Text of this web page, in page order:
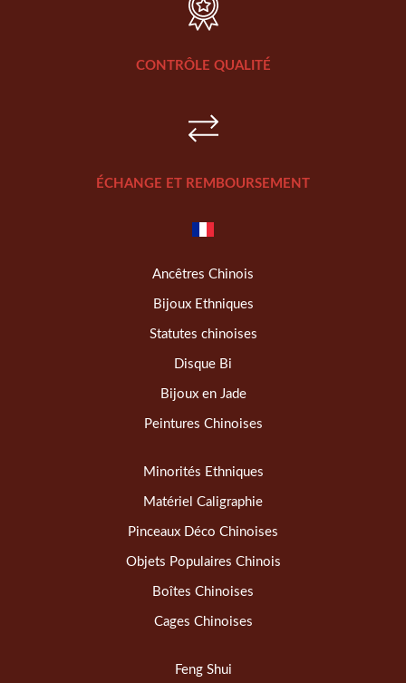
CONTRÔLE QUALITÉ
ÉCHANGE ET REMBOURSEMENT
Ancêtres Chinois
Bijoux Ethniques
Statutes chinoises
Disque Bi
Bijoux en Jade
Peintures Chinoises
Minorités Ethniques
Matériel Caligraphie
Pinceaux Déco Chinoises
Objets Populaires Chinois
Boîtes Chinoises
Cages Chinoises
Feng Shui